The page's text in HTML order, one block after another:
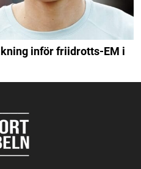
inför friidrotts-EM i